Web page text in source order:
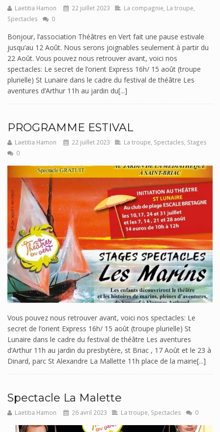
Laetitia Hamon 22 juillet 2023 La compagnie La troupe
Spectacles
0
Bonjour, l’association Théâtres en Vert fait une pause estivale
jusqu’au 12 Août. Nous serons joignables seulement à partir du
22 Août. Vous pouvez nous retrouver avant, voici nos
spectacles: Le secret de l’orient Express 16h/ 15 août (troupe
plurielle) St Lunaire dans le cadre du festival de théâtre Les
aventures d’Arthur 11h au jardin du[...]
PROGRAMME ESTIVAL
Laetitia Hamon 22 juillet 2023 La troupe Spectacles Stages
0
Vous pouvez nous retrouver avant, voici nos spectacles: Le
secret de l’orient Express 16h/ 15 août (troupe plurielle) St
Lunaire dans le cadre du festival de théâtre Les aventures
d’Arthur 11h au jardin du presbytère, st Briac , 17 Août et le 23 à
Dinard, parc St Alexandre La Mallette 11h place de la mairie[...]
Spectacle La Malette
Laetitia Hamon 26 avril 2023 La troupe Spectacles 0